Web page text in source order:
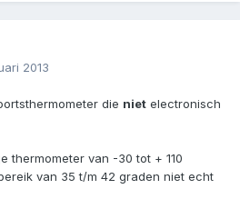
2013
die niet electronisch
thermometer van -30 tot + 110
van 35 t/m 42 graden niet echt